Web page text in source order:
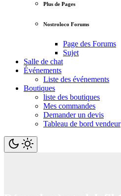
Plus de Pages
Nostroloco Forums
Page des Forums
Sujet
Salle de chat
Événements
Liste des événements
Boutiques
liste des boutiques
Mes commandes
Demander un devis
Tableau de bord vendeur